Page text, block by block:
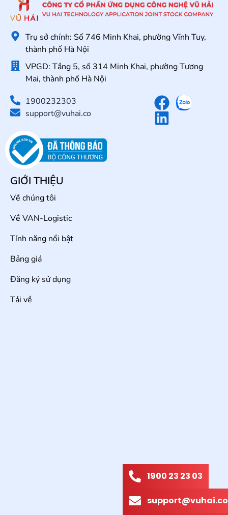
Trụ sở chính: Số 746 Minh Khai, phường Vĩnh Tuy,
thành phố Hà Nội
VPGD: Tầng 5, số 314 Minh Khai, phường Tương
Mai, thành phố Hà Nội
1900232303
support@vuhai.co
GIỚI THIỆU
Về chúng tôi
Về VAN-Logistic
Tính năng nổi bật
Bảng giá
Đăng ký sử dụng
Tải về
1900 23 23 03
support@vuhai.co